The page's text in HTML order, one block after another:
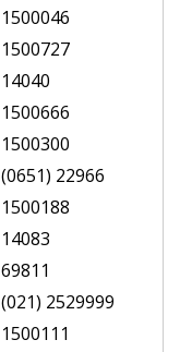
1500046
1500727
14040
1500666
1500300
(0651) 22966
1500188
14083
69811
(021) 2529999
1500111